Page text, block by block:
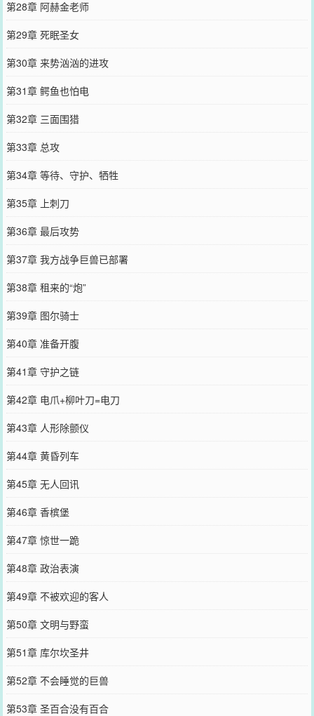
第28章 阿赫金老师
第29章 死眠圣女
第30章 来势汹汹的进攻
第31章 鳄鱼也怕电
第32章 三面围猎
第33章 总攻
第34章 等待、守护、牺牲
第35章 上刺刀
第36章 最后攻势
第37章 我方战争巨兽已部署
第38章 租来的“炮”
第39章 图尔骑士
第40章 准备开腹
第41章 守护之链
第42章 电爪+柳叶刀=电刀
第43章 人形除颤仪
第44章 黄昏列车
第45章 无人回讯
第46章 香槟堡
第47章 惊世一跪
第48章 政治表演
第49章 不被欢迎的客人
第50章 文明与野蛮
第51章 库尔坎圣井
第52章 不会睡觉的巨兽
第53章 圣百合没有百合